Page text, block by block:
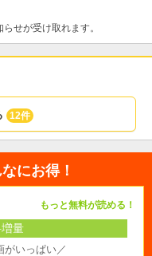
せが受け取れます。
12件
にお得！
もっと無料が読める！
量
がいっぱい／